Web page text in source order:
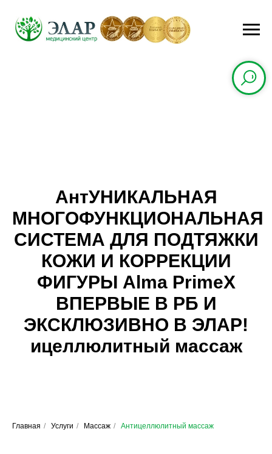
АнтУНИКАЛЬНАЯ
МНОГОФУНКЦИОНАЛЬНАЯ
СИСТЕМА ДЛЯ ПОДТЯЖКИ
КОЖИ И КОРРЕКЦИИ
ФИГУРЫ Alma PrimeX
ВПЕРВЫЕ В РБ И
ЭКСКЛЮЗИВНО В ЭЛАР!
ицеллюлитный массаж
Главная / Услуги / Массаж / Антицеллюлитный массаж